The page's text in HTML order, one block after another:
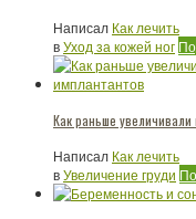
Написал Как лечить
вУход за кожей ног
Как раньше увеличивали
Написал Как лечить
вУвеличение груди